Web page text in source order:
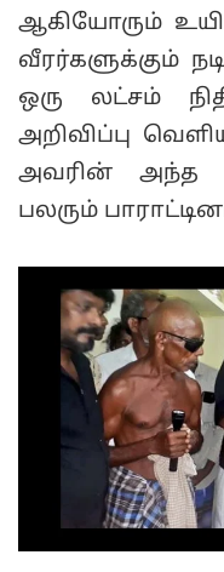
ஆகியோரும்
வீரர்களுக்கும்
ஒரு லட்சம்
அறிவிப்பு
அவரின் அந்த
பலரும்